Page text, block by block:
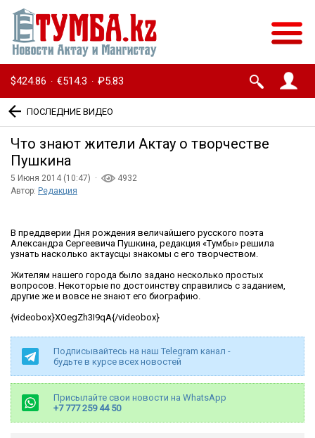
$424.86 · €514.3 · ₽5.83
ПОСЛЕДНИЕ ВИДЕО
Что знают жители Актау о творчестве
Пушкина
5 Июня 2014 (10:47) ·
4932
Автор: Редакция
В преддверии Дня рождения величайшего русского поэта
Александра Сергеевича Пушкина, редакция «Тумбы» решила
узнать насколько актаусцы знакомы с его творчеством.
Жителям нашего города было задано несколько простых
вопросов. Некоторые по достоинству справились с заданием,
другие же и вовсе не знают его биографию.
{videobox}XOegZh3I9qA{/videobox}
Подписывайтесь на наш Telegram канал -
будьте в курсе всех новостей
Присылайте свои новости на WhatsApp
+7 777 259 44 50